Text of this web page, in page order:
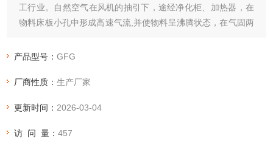
工行业。自然空气在风机的抽引下，途经净化柜、加热器，在
物料床板小孔中形成高速气流,并使物料呈沸腾状态，在气固两
产品型号：GFG
厂商性质：生产厂家
更新时间： 2026-03-04
访 问 量：457